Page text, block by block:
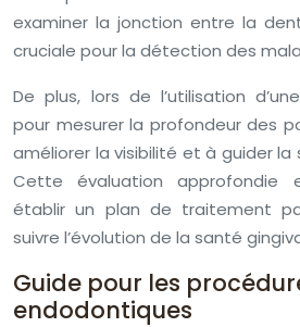
examiner la jonction entre la
cruciale pour la détection des
De plus, lors de l’utilisation
pour mesurer la profondeur des
améliorer la visibilité et à guider la
Cette évaluation approfondie
établir un plan de traitement
suivre l’évolution de la santé
Guide pour les
endodontiques